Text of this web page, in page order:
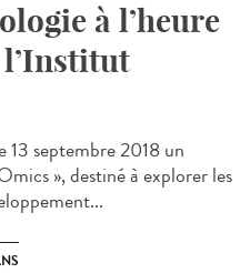
à l’heure
13 septembre 2018 un
», destiné à explorer les